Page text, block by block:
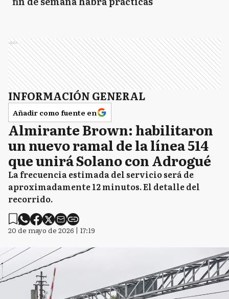
Ads
INFORMACIÓN GENERAL
Añadir como fuente en
Almirante Brown: habilitaron
un nuevo ramal de la línea 514
que unirá Solano con Adrogué
La frecuencia estimada del servicio será de
aproximadamente 12 minutos. El detalle del
recorrido.
20 de mayo de 2026 | 17:19